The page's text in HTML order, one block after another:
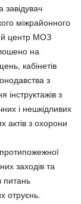
завідувач
міжрайонного
центр МОЗ
на
кабінетів
з
інструктажів з
і нешкідливих
актів з охорони
заходів та
питань
отруєнь.